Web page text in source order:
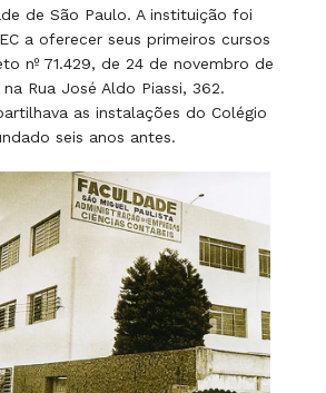
cursos de graduação:
Administração Hospitalar, áreas
às demandas emergentes do
teve início a
edifício na Avenida Dr. Ussiel
Paulista, projetado para atender à